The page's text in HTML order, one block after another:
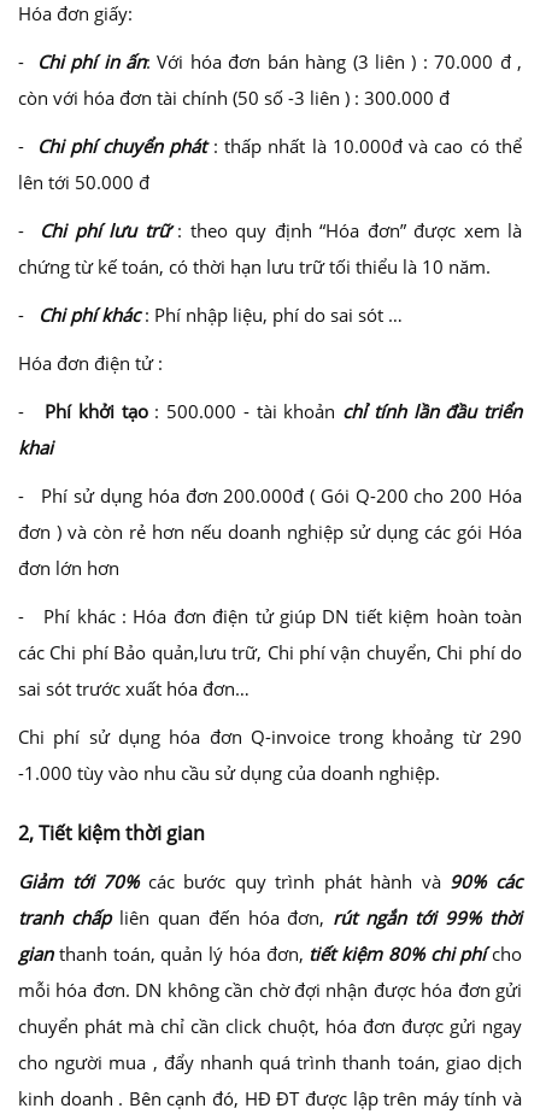
Hóa đơn giấy:
-
Chi phí in ấn: Với hóa đơn bán hàng (3 liên ) : 70.000 đ ,
còn với hóa đơn tài chính (50 số -3 liên ) : 300.000 đ
-
Chi phí chuyển phát: thấp nhất là 10.000đ và cao có thể
lên tới 50.000 đ
- Chi phí lưu trữ: theo quy định “Hóa đơn” được xem là
chứng từ kế toán, có thời hạn lưu trữ tối thiểu là 10 năm.
- Chi phí khác: Phí nhập liệu, phí do sai sót …
Hóa đơn điện tử :
- Phí khởi tạo: 500.000 - tài khoản chỉ tính lần đầu triển
khai
- Phí sử dụng hóa đơn 200.000đ ( Gói Q-200 cho 200 Hóa
đơn ) và còn rẻ hơn nếu doanh nghiệp sử dụng các gói Hóa
đơn lớn hơn
- Phí khác : Hóa đơn điện tử giúp DN tiết kiệm hoàn toàn
các Chi phí Bảo quản,lưu trữ, Chi phí vận chuyển, Chi phí do
sai sót trước xuất hóa đơn…
Chi phí sử dụng hóa đơn Q-invoice trong khoảng từ 290
-1.000 tùy vào nhu cầu sử dụng của doanh nghiệp.
2, Tiết kiệm thời gian
Giảm tới 70%các bước quy trình phát hành và 90% các
tranh chấpliên quan đến hóa đơn, rút ngắn tới 99% thời
gianthanh toán, quản lý hóa đơn, tiết kiệm 80% chi phícho
mỗi hóa đơn. DN không cần chờ đợi nhận được hóa đơn gửi
chuyển phát mà chỉ cần click chuột, hóa đơn được gửi ngay
cho người mua , đẩy nhanh quá trình thanh toán, giao dịch
kinh doanh . Bên cạnh đó, HĐ ĐT được lập trên máy tính và